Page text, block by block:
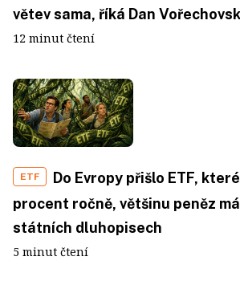
větev sama, říká Dan
12 minut čtení
ETF
Do Evropy přišlo ETF,
procent ročně, většinu peněz
státních dluhopisech
5 minut čtení